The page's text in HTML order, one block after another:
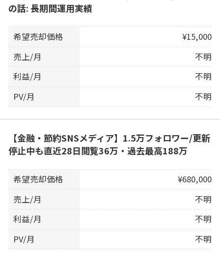
の話: 長期間運用実績
希望売却価格
¥15,000
売上/月
不明
利益/月
不明
PV/月
不明
【金融・節約SNSメディア】1.5万フォロワー/更新
停止中も直近28日閲覧36万・過去最高188万
希望売却価格
¥680,000
売上/月
不明
利益/月
不明
PV/月
不明